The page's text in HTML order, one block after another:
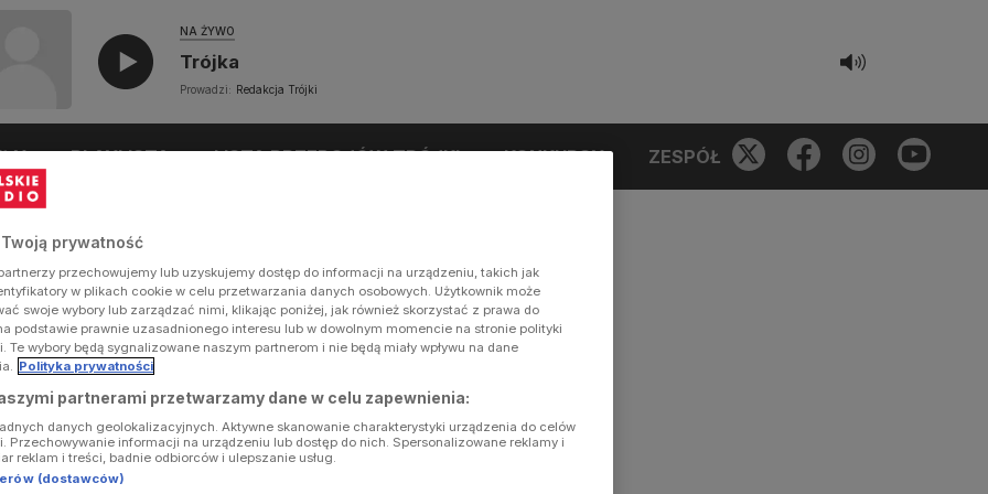
NA ŻYWO
Trójka
Prowadzi: Redakcja Trójki
PLAYLISTA LISTA PRZEBOJÓW TRÓJKI KONKURSY ZESPÓŁ
Twoją prywatność
przechowujemy lub uzyskujemy dostęp do informacji na urządzeniu, takich jak
w plikach cookie w celu przetwarzania danych osobowych. Użytkownik może
swoje wybory lub zarządzać nimi, klikając poniżej, jak również skorzystać z prawa do
podstawie prawnie uzasadnionego interesu lub w dowolnym momencie na stronie polityki
Te wybory będą sygnalizowane naszym partnerom i nie będą miały wpływu na dane
Polityka prywatności
partnerami przetwarzamy dane w celu zapewnienia:
danych geolokalizacyjnych. Aktywne skanowanie charakterystyki urządzenia do celów
Przechowywanie informacji na urządzeniu lub dostęp do nich. Spersonalizowane reklamy i
reklam i treści, badnie odbiorców i ulepszanie usług.
(dostawców)